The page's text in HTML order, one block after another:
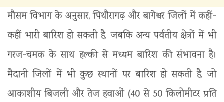
मौसम विभाग के अनुसार, पिथौरागढ़ और बागेश्वर जिलों में कहीं-
कहीं भारी बारिश हो सकती है, जबकि अन्य पर्वतीय क्षेत्रों में भी
गरज-चमक के साथ हल्की से मध्यम बारिश की संभावना है।
मैदानी जिलों में भी कुछ स्थानों पर बारिश हो सकती है, जो
आकाशीय बिजली और तेज हवाओं (40 से 50 किलोमीटर प्रति